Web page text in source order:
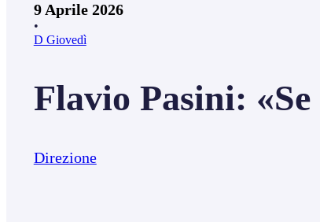
9 Aprile 2026
•
D Giovedì
Flavio Pasini:
Direzione